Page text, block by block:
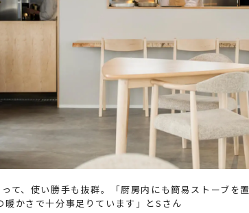
て、使い勝手も抜群。「厨房内にも簡易ストーブを
暖かさで十分事足りています」とSさん